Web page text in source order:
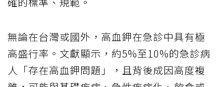
無論在台灣或國外，高血鉀在急診中具有極
高盛行率。文獻顯示，約5%至10%的急診病
人「存在高血鉀問題」，且背後成因高度複